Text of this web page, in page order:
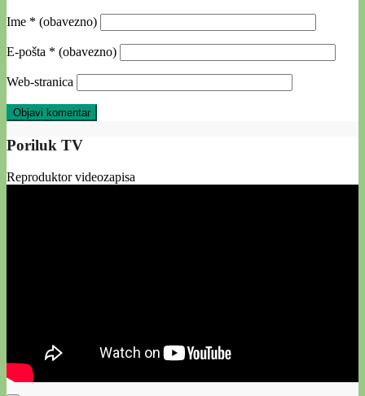
Ime * (obavezno)
E-pošta * (obavezno)
Web-stranica
Poriluk TV
Reproduktor videozapisa